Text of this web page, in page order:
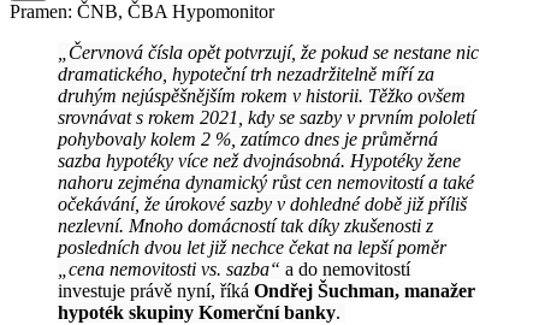
Pramen: ČNB, ČBA Hypomonitor
„Červnová čísla opět potvrzují, že pokud se nestane nic
dramatického, hypoteční trh nezadržitelně míří za
druhým nejúspěšnějším rokem v historii. Těžko ovšem
srovnávat s rokem 2021, kdy se sazby v prvním pololetí
pohybovaly kolem 2 %, zatímco dnes je průměrná
sazba hypotéky více než dvojnásobná. Hypotéky žene
nahoru zejména dynamický růst cen nemovitostí a také
očekávání, že úrokové sazby v dohledné době již příliš
nezlevní. Mnoho domácností tak díky zkušenosti z
posledních dvou let již nechce čekat na lepší poměr
„cena nemovitosti vs. sazba“ a do nemovitostí
investuje právě nyní, říká Ondřej Šuchman, manažer
hypoték skupiny Komerční banky.